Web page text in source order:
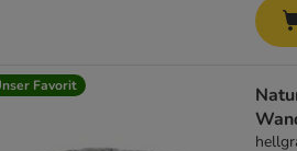
Favorit